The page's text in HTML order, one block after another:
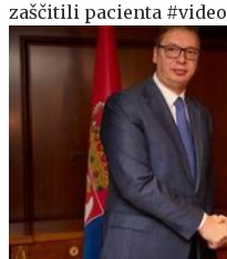
zaščitili pacienta #video